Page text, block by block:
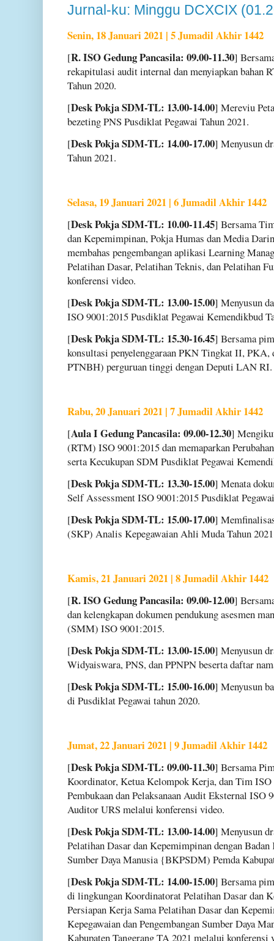
Jurnal-ku: Minggu DCXCIX
Senin, 18 Januari 2021 | 5 Jumadil Akhir 1442
[R. ISO Gedung Pancasila: 09.00-11.30]
rekapitulasi audit internal dan menyiapkan bahan
Tahun 2020.
[Desk Pokja SDM-TL: 13.00-14.00] Mereviu
bezeting PNS Pusdiklat Pegawai Tahun 2021.
[Desk Pokja SDM-TL: 14.00-17.00] Menyusun
Tahun 2021.
Selasa, 19 Januari 2021 | 6 Jumadil Akhir 1442
[Desk Pokja SDM-TL: 10.00-11.45] Bersama
dan Kepemimpinan, Pokja Humas dan Media
membahas pengembangan aplikasi Learning
Pelatihan Dasar, Pelatihan Teknis, dan Pelatihan
konferensi video.
[Desk Pokja SDM-TL: 13.00-15.00] Menyusun
ISO 9001:2015 Pusdiklat Pegawai Kemendikbud
[Desk Pokja SDM-TL: 15.30-16.45] Bersama
konsultasi penyelenggaraan PKN Tingkat II, PKA,
PTNBH) perguruan tinggi dengan Deputi LAN RI.
Rabu, 20 Januari 2021 | 7 Jumadil Akhir 1442
[Aula I Gedung Pancasila: 09.00-12.30]
(RTM) ISO 9001:2015 dan memaparkan
serta Kecukupan SDM Pusdiklat Pegawai
[Desk Pokja SDM-TL: 13.30-15.00] Menata
Self Assessment ISO 9001:2015 Pusdiklat
[Desk Pokja SDM-TL: 15.00-17.00]
(SKP) Analis Kepegawaian Ahli Muda Tahun
Kamis, 21 Januari 2021 | 8 Jumadil Akhir 1442
[R. ISO Gedung Pancasila: 09.00-12.00]
dan kelengkapan dokumen pendukung asesmen
(SMM) ISO 9001:2015.
[Desk Pokja SDM-TL: 13.00-15.00] Menyusun
Widyaiswara, PNS, dan PPNPN beserta daftar
[Desk Pokja SDM-TL: 15.00-16.00] Menyusun
di Pusdiklat Pegawai tahun 2020.
Jumat, 22 Januari 2021 | 9 Jumadil Akhir 1442
[Desk Pokja SDM-TL: 09.00-11.30] Bersama
Koordinator, Ketua Kelompok Kerja, dan Tim
Pembukaan dan Pelaksanaan Audit Eksternal ISO
Auditor URS melalui konferensi video.
[Desk Pokja SDM-TL: 13.00-14.00] Menyusun
Pelatihan Dasar dan Kepemimpinan dengan Badan
Sumber Daya Manusia {BKPSDM) Pemda
[Desk Pokja SDM-TL: 14.00-15.00] Bersama
di lingkungan Koordinatorat Pelatihan Dasar dan
Persiapan Kerja Sama Pelatihan Dasar dan
Kepegawaian dan Pengembangan Sumber Daya
Kabupaten Tangerang TA 2021 melalui konferensi